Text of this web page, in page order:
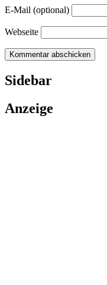
E-Mail (optional)
Webseite
Sidebar
Anzeige